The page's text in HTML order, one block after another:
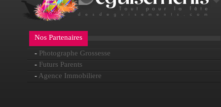
Nos Partenaires
- Photographe Grossesse
- Futurs Parents
- Agence Immobiliere